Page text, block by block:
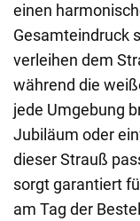
einen
Gesamteindruck
verleihen dem
während die
jede Umgebung
Jubiläum oder
dieser Strauß
sorgt garantiert
am Tag der